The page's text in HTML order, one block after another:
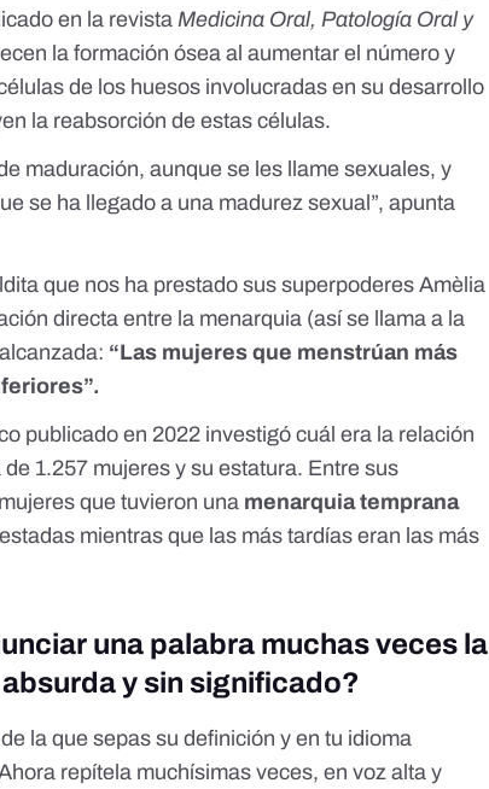
en la revistaMedicina Oral, Patología Oral y
la formación ósea al aumentar el número y
de los huesos involucradas en su desarrollo
la reabsorción de estas células.
maduración, aunque se les llame sexuales, y
se ha llegado a una madurez sexual”, apunta
que nos ha prestado sus superpoderes Amèlia
directa entre la menarquia (así se llama a la
“Las mujeres que menstrúan más
publicado en 2022 investigó cuál era la relación
1.257 mujeres y su estatura. Entre sus
que tuvieron una menarquia temprana
mientras que las más tardías eran las más
una palabra muchas veces la
y sin significado?
la que sepas su definición y en tu idioma
repítela muchísimas veces, en voz alta y